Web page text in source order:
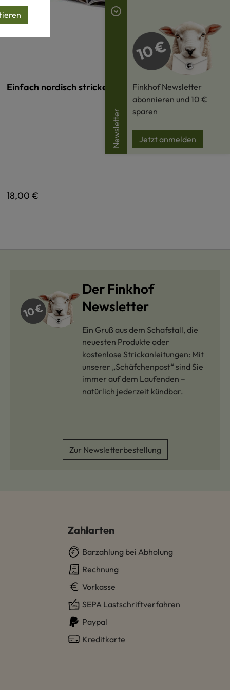
Einfach nordisch stricken für Klein und Groß
Regulärer Preis:
18,00 €
Der Finkhof
Newsletter
Ein Gruß aus dem Schafstall, die
neuesten Produkte oder
kostenlose Strickanleitungen: Mit
unserer „Schäfchenpost“ sind Sie
immer auf dem Laufenden –
natürlich jederzeit kündbar.
Zur Newsletterbestellung
Zahlarten
Barzahlung bei Abholung
Rechnung
Vorkasse
SEPA Lastschriftverfahren
Paypal
Kreditkarte
Newsletter
Finkhof Newsletter
abonnieren und 10 €
sparen
Jetzt anmelden